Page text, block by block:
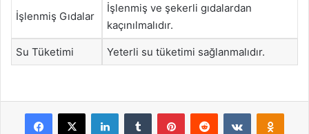
İşlenmiş Gıdalar
İşlenmiş ve şekerli gıdalardan
kaçınılmalıdır.
Su Tüketimi Yeterli su tüketimi sağlanmalıdır.
Facebook
X LinkedInTumblr PinterestReddit VKontakte